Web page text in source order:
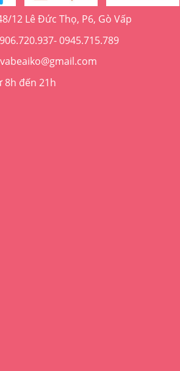
12 Lê Đức Thọ, P6, Gò Vấp
0945.715.789
8h đến 21h